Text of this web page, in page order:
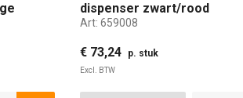
dispenser zwart/rood
Art: 659008
€ 73,24 p. stuk
Excl. BTW